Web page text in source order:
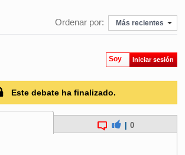
Ordenar por: Más recientes
Soy Iniciar sesión
Este debate ha finalizado.
0